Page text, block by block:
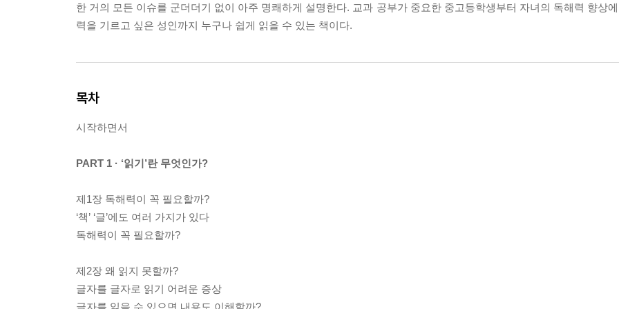
한 거의 모든 이슈를 군더더기 없이 아주 명쾌하게 설명한다. 교과 공부가 중요한 중고등학생부터 자녀의 독해력 향상
력을 기르고 싶은 성인까지 누구나 쉽게 읽을 수 있는 책이다.
목차
시작하면서
PART 1 · ‘읽기’란 무엇인가?
제1장 독해력이 꼭 필요할까?
‘책’ ‘글’에도 여러 가지가 있다
독해력이 꼭 필요할까?
제2장 왜 읽지 못할까?
글자를 글자로 읽기 어려운 증상
글자를 읽을 수 있으면 내용도 이해할까?